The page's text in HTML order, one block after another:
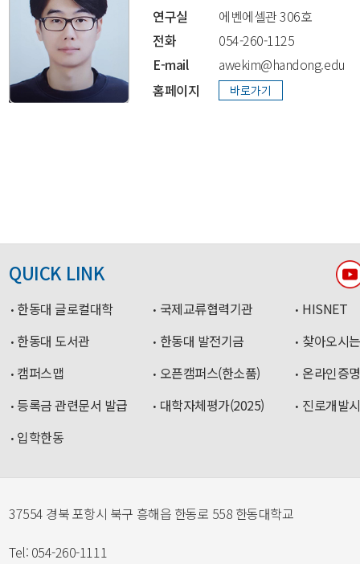
연구실
에벤에셀관 306호
전화
054-260-1125
E-mail
awekim@handong.edu
홈페이지
QUICK LINK
한동대 글로컬대학 국제교류협력기관
HISNET
한동대 도서관
한동대 발전기금
찾아오시
캠퍼스맵
오픈캠퍼스(한소품)
온라인증
등록금 관련문서 발급
대학자체평가(2025)
진로개발
입학한동
37554 경북 포항시 북구 흥해읍 한동로 558 한동대학교
Tel: 054-260-1111